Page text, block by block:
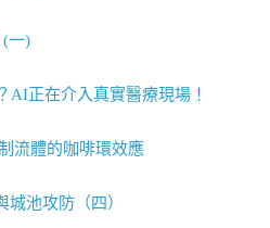
(一)
AI正在介入真實醫療現場！
流體的咖啡環效應
池攻防（四）